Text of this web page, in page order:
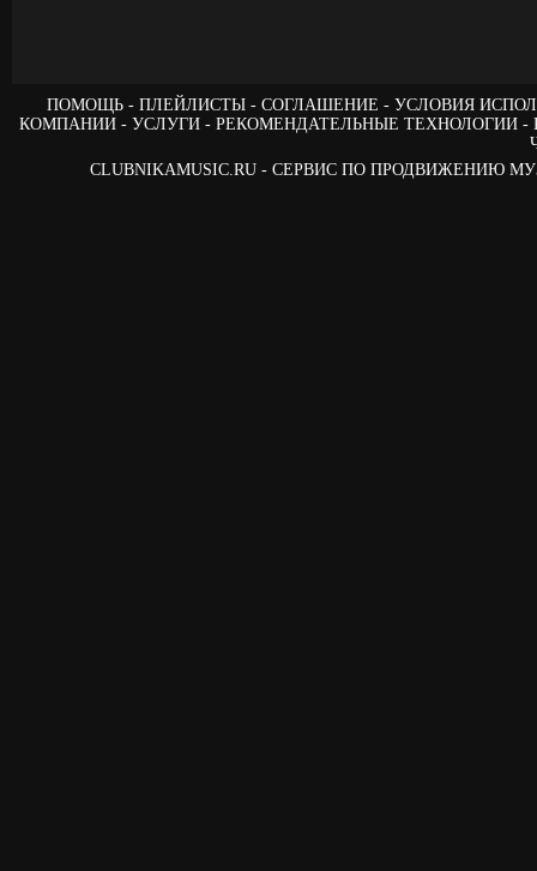
ПОМОЩЬ ПЛЕЙЛИСТЫ СОГЛАШЕНИЕ
УСЛОВИЯ
КОМПАНИИ
УСЛУГИ РЕКОМЕНДАТЕЛЬНЫЕ ТЕХНОЛОГИИ
CLUBNIKAMUSIC.RU - СЕРВИС ПО ПРОДВИЖЕНИЮ